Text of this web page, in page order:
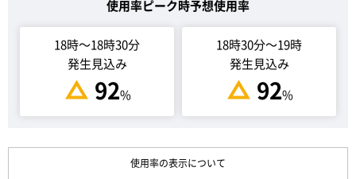
使用率ピーク時予想使用率
18時～18時30分
発生見込み
92%
18時30分～19時
発生見込み
92%
使用率の表示について